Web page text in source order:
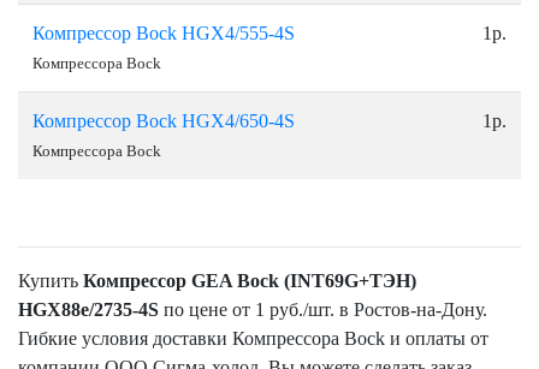
Компрессор Bock HGX4/555-4S
Компрессора Bock
1р.
Компрессор Bock HGX4/650-4S
Компрессора Bock
1р.
Купить Компрессор GEA Bock (INT69G+ТЭН)
HGX88e/2735-4S по цене от 1 руб./шт. в Ростов-на-Дону.
Гибкие условия доставки Компрессора Bock и оплаты от